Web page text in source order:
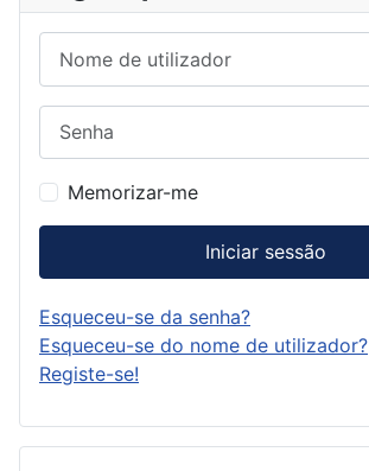
Memorizar-me
Iniciar sessão
Esqueceu-se da senha?
Esqueceu-se do nome de utilizador?
Registe-se!